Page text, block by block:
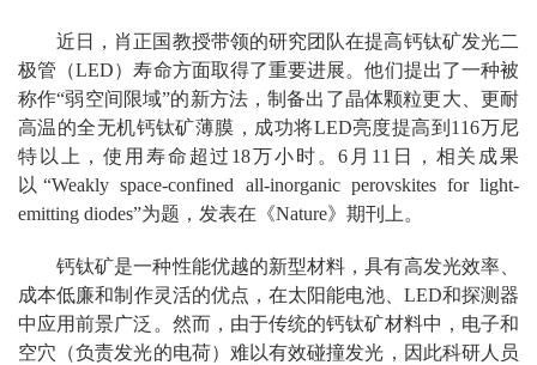
近日，肖正国教授带领的研究团队在提高钙钛矿发光二
极管（LED）寿命方面取得了重要进展。他们提出了一种被
称作“弱空间限域”的新方法，制备出了晶体颗粒更大、更耐
高温的全无机钙钛矿薄膜，成功将LED亮度提高到116万尼
特以上，使用寿命超过18万小时。6月11日，相关成果
以“Weakly space-confined all-inorganic perovskites for light-
emitting diodes”为题，发表在《Nature》期刊上。
钙钛矿是一种性能优越的新型材料，具有高发光效率、
成本低廉和制作灵活的优点，在太阳能电池、LED和探测器
中应用前景广泛。然而，由于传统的钙钛矿材料中，电子和
空穴（负责发光的电荷）难以有效碰撞发光，因此科研人员